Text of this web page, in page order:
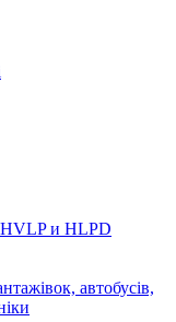
HVLP и HLPD
автобусів,